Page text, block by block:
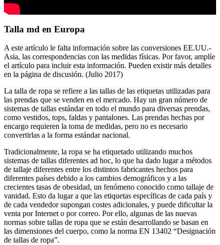
Talla md en Europa
A este artículo le falta información sobre las conversiones EE.UU.-
Asia, las correspondencias con las medidas físicas. Por favor, amplíe
el artículo para incluir esta información. Pueden existir más detalles
en la página de discusión. (Julio 2017)
La talla de ropa se refiere a las tallas de las etiquetas utilizadas para
las prendas que se venden en el mercado. Hay un gran número de
sistemas de tallas estándar en todo el mundo para diversas prendas,
como vestidos, tops, faldas y pantalones. Las prendas hechas por
encargo requieren la toma de medidas, pero no es necesario
convertirlas a la forma estándar nacional.
Tradicionalmente, la ropa se ha etiquetado utilizando muchos
sistemas de tallas diferentes ad hoc, lo que ha dado lugar a métodos
de tallaje diferentes entre los distintos fabricantes hechos para
diferentes países debido a los cambios demográficos y a las
crecientes tasas de obesidad, un fenómeno conocido como tallaje de
vanidad. Esto da lugar a que las etiquetas específicas de cada país y
de cada vendedor supongan costes adicionales, y puede dificultar la
venta por Internet o por correo. Por ello, algunas de las nuevas
normas sobre tallas de ropa que se están desarrollando se basan en
las dimensiones del cuerpo, como la norma EN 13402 “Designación
de tallas de ropa”.